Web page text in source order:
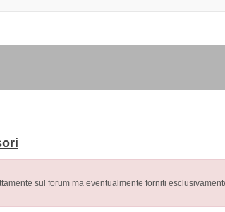
sul forum ma eventualmente forniti